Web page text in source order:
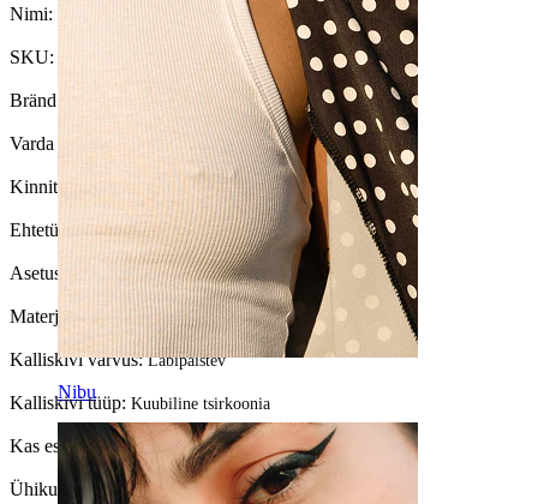
Nibu
Nimi: Nabaneet kolme teravatipulise kivi ripatsiga
SKU:
Bränd: Bodymod Trend
Varda paksus: 1,6 mm
Kinnitustüüp: Välikeermega
Ehtetüüp: Barbell
Asetus:
Materjal: Kirurgiline teras / Messing
Kalliskivi värvus:Läbipaistev
Kalliskivi tüüp: Kuubiline tsirkoonia
Kas ese on liimitud?: Jah
Ühikute arv:1